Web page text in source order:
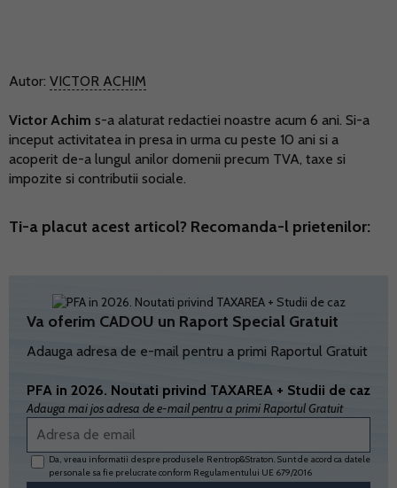
Autor: VICTOR ACHIM
Victor Achim s-a alaturat redactiei noastre acum 6 ani. Si-a
inceput activitatea in presa in urma cu peste 10 ani si a
acoperit de-a lungul anilor domenii precum TVA, taxe si
impozite si contributii sociale.
Ti-a placut acest articol? Recomanda-l prietenilor:
Va oferim CADOU un Raport Special Gratuit
Adauga adresa de e-mail pentru a primi Raportul Gratuit
PFA in 2026. Noutati privind TAXAREA + Studii de caz
Adauga mai jos adresa de e-mail pentru a primi Raportul Gratuit
Da, vreau informatii despre produsele Rentrop&Straton. Sunt de acord ca datele
personale sa fie prelucrate conform Regulamentului UE 679/2016